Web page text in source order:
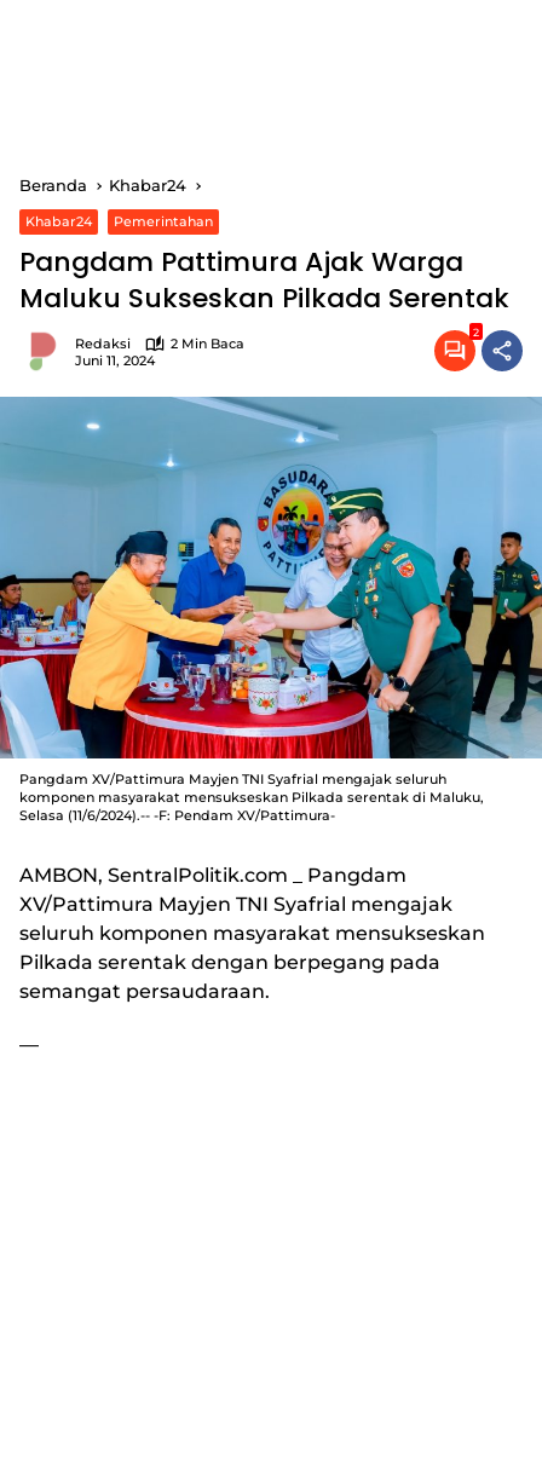
Beranda Khabar24
Khabar24 Pemerintahan
Pangdam Pattimura Ajak Warga
Maluku Sukseskan Pilkada Serentak
Redaksi
2 Min Baca
Juni 11, 2024
2
Pangdam XV/Pattimura Mayjen TNI Syafrial mengajak seluruh
komponen masyarakat mensukseskan Pilkada serentak di Maluku,
Selasa (11/6/2024).-- -F: Pendam XV/Pattimura-
AMBON, SentralPolitik.com _ Pangdam
XV/Pattimura Mayjen TNI Syafrial mengajak
seluruh komponen masyarakat mensukseskan
Pilkada serentak dengan berpegang pada
semangat persaudaraan.
—